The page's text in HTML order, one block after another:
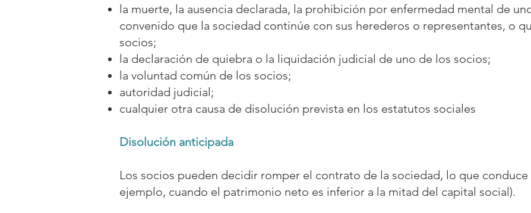
la muerte, la ausencia declarada, la prohibición por enfermedad mental de
convenido que la sociedad continúe con sus herederos o representantes, o
socios;
la declaración de quiebra o la liquidación judicial de uno de los socios;
la voluntad común de los socios;
autoridad judicial;
cualquier otra causa de disolución prevista en los estatutos sociales
Disolución anticipada
Los socios pueden decidir romper el contrato de la sociedad, lo que
ejemplo, cuando el patrimonio neto es inferior a la mitad del capital social).